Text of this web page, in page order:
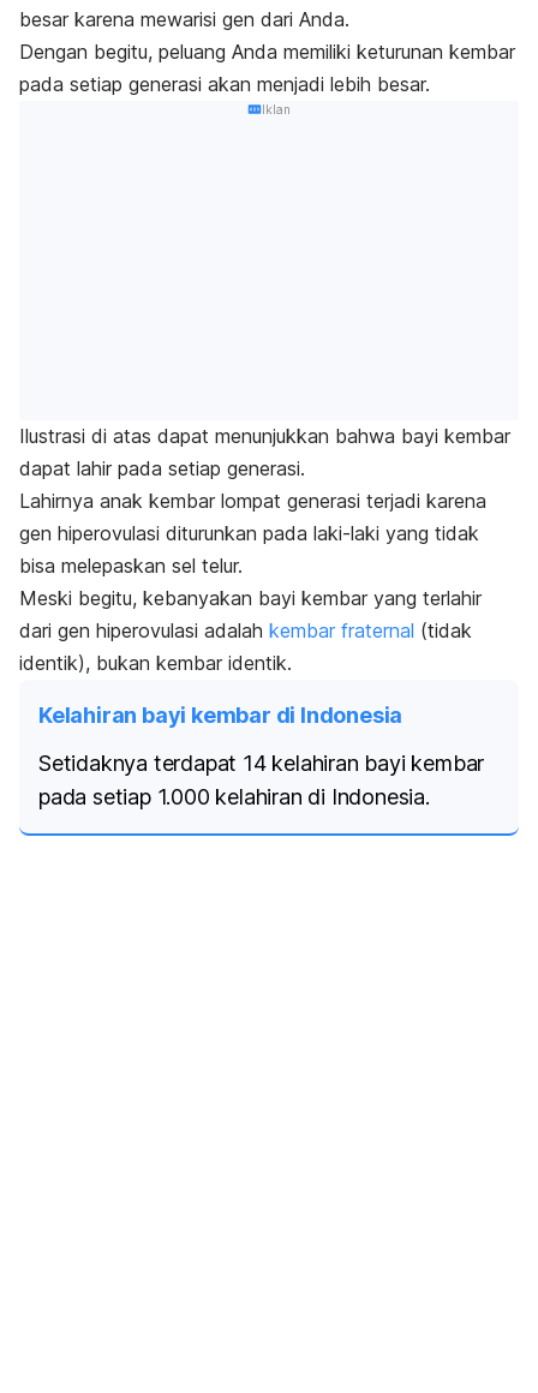
besar karena mewarisi gen dari Anda.
Dengan begitu, peluang Anda memiliki keturunan kembar
pada setiap generasi akan menjadi lebih besar.
Iklan
Ilustrasi di atas dapat menunjukkan bahwa bayi kembar
dapat lahir pada setiap generasi.
Lahirnya anak kembar lompat generasi terjadi karena
gen hiperovulasi diturunkan pada laki-laki yang tidak
bisa melepaskan sel telur.
Meski begitu, kebanyakan bayi kembar yang terlahir
dari gen hiperovulasi adalah kembar fraternal (tidak
identik), bukan kembar identik.
Kelahiran bayi kembar di Indonesia
Setidaknya terdapat 14 kelahiran bayi kembar
pada setiap 1.000 kelahiran di Indonesia.